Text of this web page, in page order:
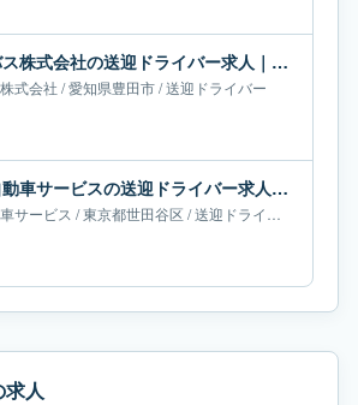
エムケイ観光バス株式会社の送迎ドライバー求人｜愛知県豊田市｜月給38万-61万円
式会社 /愛知県豊田市/送迎ドライバー
株式会社電恒自動車サービスの送迎ドライバー求人｜東京都世田谷区
サービス /東京都世田谷区 /送迎ドライバー
求人